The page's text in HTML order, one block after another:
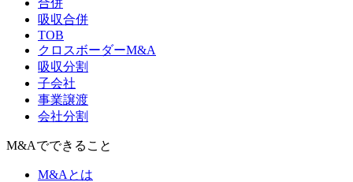
合併
吸収合併
TOB
クロスボーダーM&A
吸収分割
子会社
事業譲渡
会社分割
M&Aでできること
M&Aとは